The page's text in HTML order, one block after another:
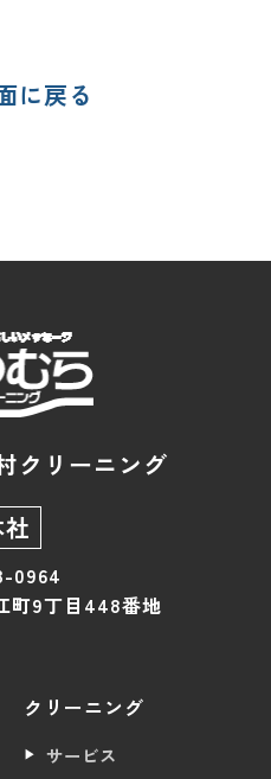
に戻る
クリーニング
0964
町9丁目448番地
クリーニング
サービス